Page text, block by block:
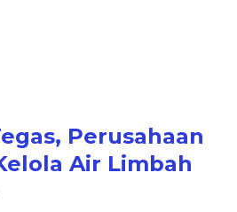
Perusahaan
Air Limbah